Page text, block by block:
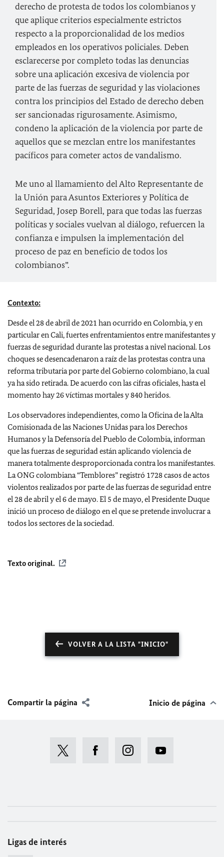
derecho de protesta de todos los colombianos y
que aplique criterios especialmente estrictos
respecto a la proporcionalidad de los medios
empleados en los operativos policiales. Deben
esclarecerse por completo todas las denuncias
sobre una aplicación excesiva de violencia por
parte de las fuerzas de seguridad y las violaciones
contra los principios del Estado de derecho deben
ser sancionadas rigurosamente. Asimismo,
condeno la aplicación de la violencia por parte de
aquellos que se mezclan entre los manifestantes
pacíficos para cometer actos de vandalismo.
Me uno al llamamiento del Alto Representante de
la Unión para Asuntos Exteriores y Política de
Seguridad, Josep Borell, para que todas las fuerzas
políticas y sociales vuelvan al diálogo, refuercen la
confianza e impulsen la implementación del
proceso de paz en beneficio de todos los
colombianos”.
Contexto:
Desde el 28 de abril de 2021 han ocurrido en Colombia, y en
particular en Cali, fuertes enfrentamientos entre manifestantes y
fuerzas de seguridad durante las protestas a nivel nacional. Los
choques se desencadenaron a raíz de las protestas contra una
reforma tributaria por parte del Gobierno colombiano, la cual
ya ha sido retirada. De acuerdo con las cifras oficiales, hasta el
momento hay 26 víctimas mortales y 840 heridos.
Los observadores independientes, como la Oficina de la Alta
Comisionada de las Naciones Unidas para los Derechos
Humanos y la Defensoría del Pueblo de Colombia, informan
que las fuerzas de seguridad están aplicando violencia de
manera totalmente desproporcionada contra los manifestantes.
La ONG colombiana “Temblores” registró 1728 casos de actos
violentos realizados por parte de las fuerzas de seguridad entre
el 28 de abril y el 6 de mayo. El 5 de mayo, el Presidente Duque
inició un proceso de diálogo en el que se pretende involucrar a
todos los sectores de la sociedad.
Texto original.
VOLVER A LA LISTA "INICIO"
Compartir la página Inicio de página
Ligas de interés